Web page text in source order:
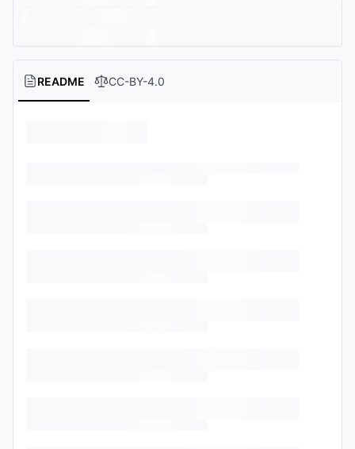
README CC-BY-4.0